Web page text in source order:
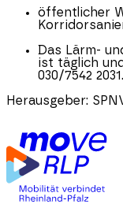
öffentlicher
Das Lärm-
ist täglich
030/7542 2031.
Herausgeber: